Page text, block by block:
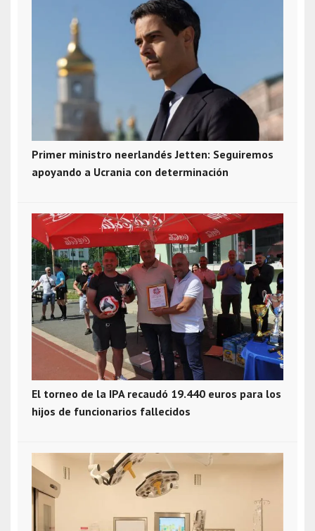
Primer ministro neerlandés Jetten: Seguiremos
apoyando a Ucrania con determinación
El torneo de la IPA recaudó 19.440 euros para los
hijos de funcionarios fallecidos